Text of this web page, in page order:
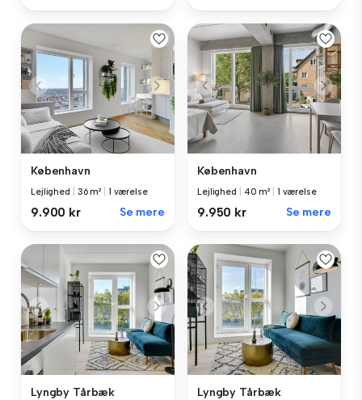
København
Lejlighed 36 m² 1 værelse
9.900 kr Se mere
København
Lejlighed 40 m² 1 værelse
9.950 kr Se mere
Lyngby Tårbæk Lyngby Tårbæk